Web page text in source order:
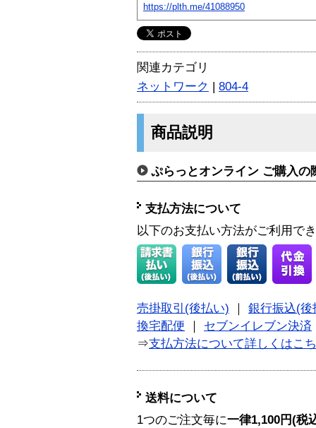
https://plth.me/41088950
関連カテゴリ
ネットワーク | 804-4
商品説明
ぷらっとオンライン ご購入の
支払方法について
以下のお支払い方法がご利用で
売掛取引(後払い)
銀行振込(後
換宅配便
セブンイレブン決済
⇒支払方法について詳しくはこ
送料について
1つのご注文毎に一律1,100円(税